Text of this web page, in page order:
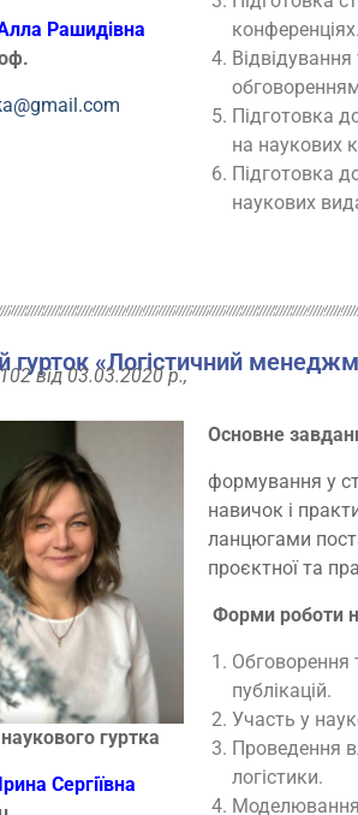
Рашидівна
конференціях.
Підготовка
на наукових
Підготовка
наукових
гурток «Логістичний
від 03.03.2020 р.,
гуртка
Сергіївна
Основне
формування у
навичок і
ланцюгами
проєктної та
Форми роботи
Обговорення
публікацій.
Участь у
Проведення
логістики.
Моделювання